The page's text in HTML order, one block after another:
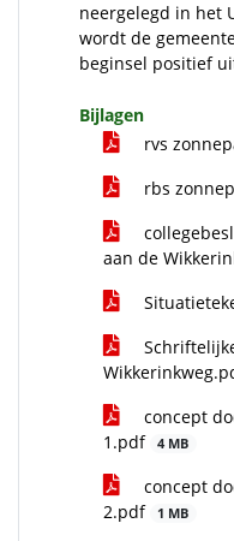
neergelegd in het
wordt de
beginsel positief
Bijlagen
rvs
rbs
aan de
concept
1.pdf
4 MB
concept
2.pdf
1 MB